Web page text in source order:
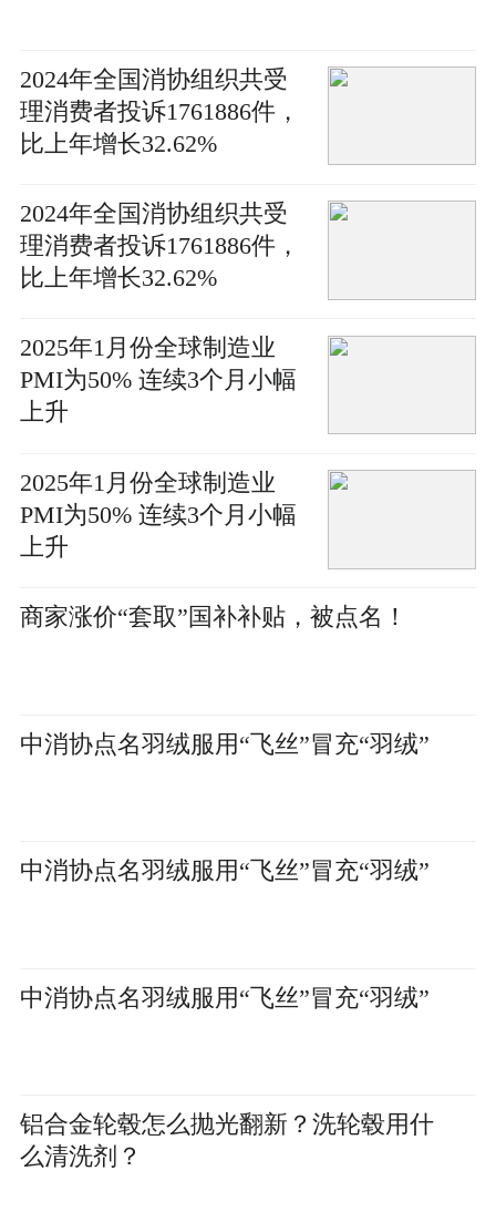
2024年全国消协组织共受
理消费者投诉1761886件，
比上年增长32.62%
2024年全国消协组织共受
理消费者投诉1761886件，
比上年增长32.62%
2025年1月份全球制造业
PMI为50% 连续3个月小幅
上升
2025年1月份全球制造业
PMI为50% 连续3个月小幅
上升
商家涨价“套取”国补补贴，被点名！
中消协点名羽绒服用“飞丝”冒充“羽绒”
中消协点名羽绒服用“飞丝”冒充“羽绒”
中消协点名羽绒服用“飞丝”冒充“羽绒”
铝合金轮毂怎么抛光翻新？洗轮毂用什
么清洗剂？